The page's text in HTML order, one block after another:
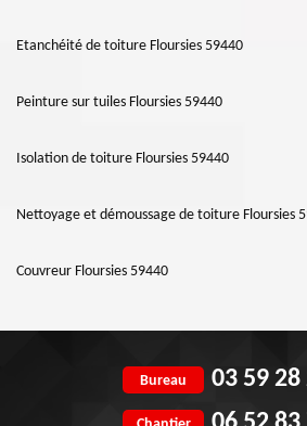
Etanchéité de toiture Floursies 59440
Peinture sur tuiles Floursies 59440
Isolation de toiture Floursies 59440
Nettoyage et démoussage de toiture Floursies
Couvreur Floursies 59440
Bureau 03 59 28